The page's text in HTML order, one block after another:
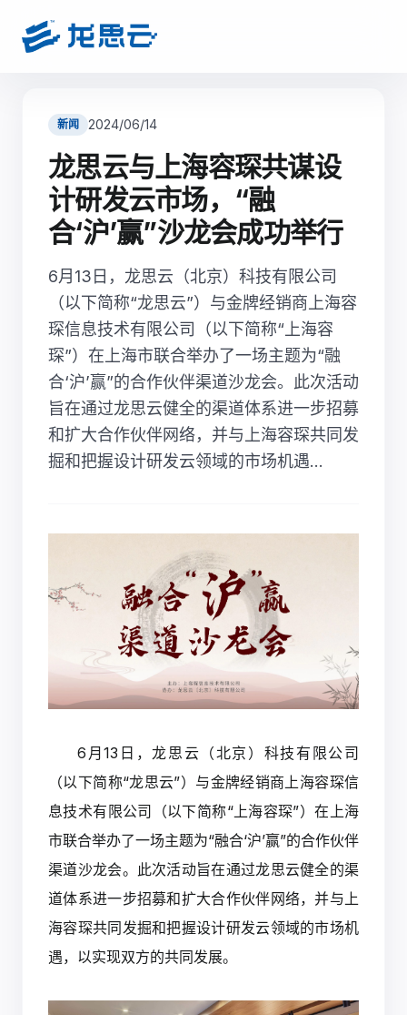
新闻 2024/06/14
龙思云与上海容琛共谋设
计研发云市场，“融
合‘沪’赢”沙龙会成功举行
6月13日，龙思云（北京）科技有限公司
（以下简称“龙思云”）与金牌经销商上海容
琛信息技术有限公司（以下简称“上海容
琛”）在上海市联合举办了一场主题为“融
合‘沪’赢”的合作伙伴渠道沙龙会。此次活动
旨在通过龙思云健全的渠道体系进一步招募
和扩大合作伙伴网络，并与上海容琛共同发
掘和把握设计研发云领域的市场机遇...
6月13日，龙思云（北京）科技有限公司
（以下简称“龙思云”）与金牌经销商上海容琛信
息技术有限公司（以下简称“上海容琛”）在上海
市联合举办了一场主题为“融合‘沪’赢”的合作伙伴
渠道沙龙会。此次活动旨在通过龙思云健全的渠
道体系进一步招募和扩大合作伙伴网络，并与上
海容琛共同发掘和把握设计研发云领域的市场机
遇，以实现双方的共同发展。